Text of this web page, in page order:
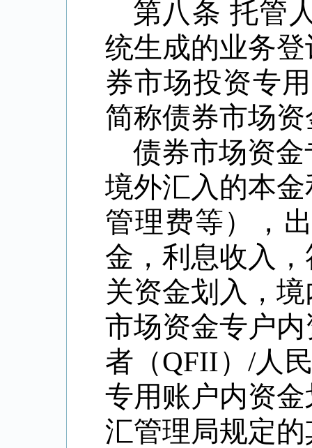
第八条 托管
统生成的业务
券市场投资专
简称债券市场
债券市场资
境外汇入的本
管理费等），
金，利息收入
关资金划入，
市场资金专户
者（QFII） /人
专用账户内资
汇管理局规定